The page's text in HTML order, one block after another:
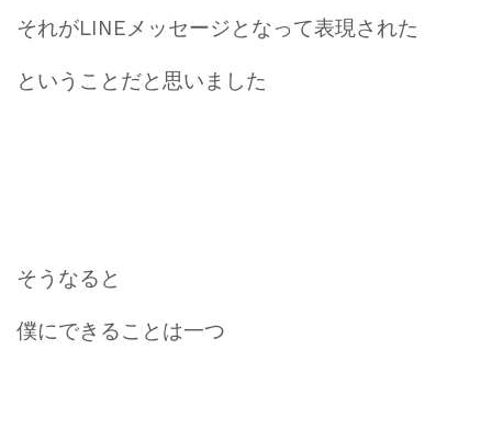
それがLINEメッセージとなって表現された
ということだと思いました
そうなると
僕にできることは一つ